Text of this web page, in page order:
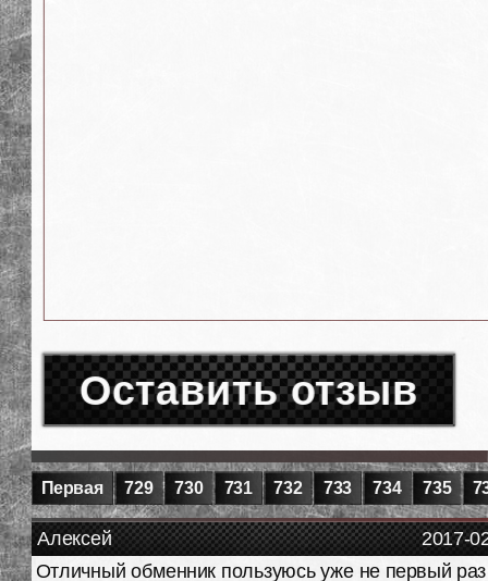
Оставить отзыв
Первая 729 730 731 732 733 734 735
2017-
Алексей
Отличный обменник пользуюсь уже не первый